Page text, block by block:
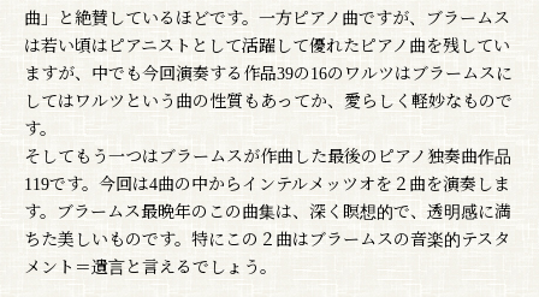
曲」と絶賛しているほどです。一方ピアノ曲ですが、ブラームス
は若い頃はピアニストとして活躍して優れたピアノ曲を残してい
ますが、中でも今回演奏する作品39の16のワルツはブラームスに
してはワルツという曲の性質もあってか、愛らしく軽妙なもので
す。
そしてもう一つはブラームスが作曲した最後のピアノ独奏曲作品
119です。今回は4曲の中からインテルメッツオを２曲を演奏しま
す。ブラームス最晩年のこの曲集は、深く瞑想的で、透明感に満
ちた美しいものです。特にこの２曲はブラームスの音楽的テスタ
メント＝遺言と言えるでしょう。